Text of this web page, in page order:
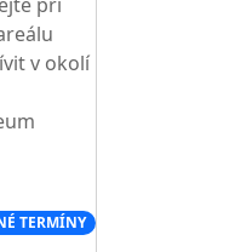
v okolí
TERMÍNY